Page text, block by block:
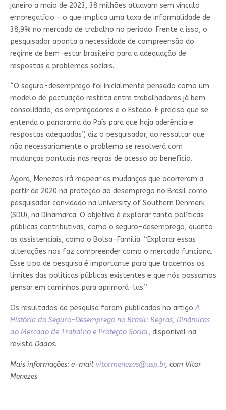
janeiro a maio de 2023, 38 milhões atuavam sem vínculo
empregatício – o que implica uma taxa de informalidade de
38,9% no mercado de trabalho no período. Frente a isso, o
pesquisador aponta a necessidade de compreensão do
regime de bem-estar brasileiro para a adequação de
respostas a problemas sociais.
“O seguro-desemprego foi inicialmente pensado como um
modelo de pactuação restrita entre trabalhadores já bem
consolidado, os empregadores e o Estado. É preciso que se
entenda o panorama do País para que haja aderência e
respostas adequadas”, diz o pesquisador, ao ressaltar que
não necessariamente o problema se resolverá com
mudanças pontuais nas regras de acesso ao benefício.
Agora, Menezes irá mapear as mudanças que ocorreram a
partir de 2020 na proteção ao desemprego no Brasil como
pesquisador convidado na University of Southern Denmark
(SDU), na Dinamarca. O objetivo é explorar tanto políticas
públicas contributivas, como o seguro-desemprego, quanto
as assistenciais, como o Bolsa-Família. “Explorar essas
alterações nos faz compreender como o mercado funciona.
Esse tipo de pesquisa é importante para que tracemos os
limites das políticas públicas existentes e que nós possamos
pensar em caminhos para aprimorá-las.”
Os resultados da pesquisa foram publicados no artigo A
História do Seguro-Desemprego no Brasil: Regras, Dinâmicas
do Mercado de Trabalho e Proteção Social, disponível na
revista Dados.
Mais informações: e-mail vitormenezes@usp.br, com Vitor
Menezes